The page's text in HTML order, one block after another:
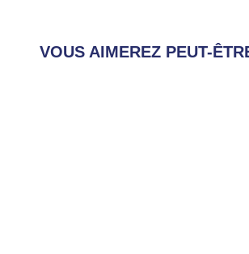
VOUS AIMEREZ PEUT-